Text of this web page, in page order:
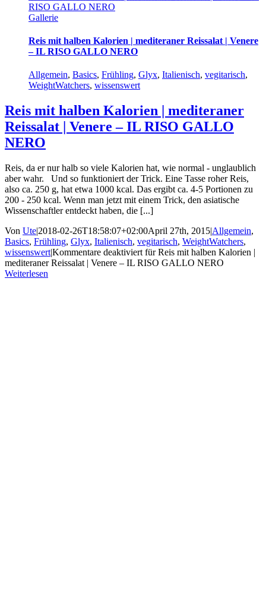
RISO GALLO NERO
Gallerie
Reis mit halben Kalorien | mediteraner Reissalat | Venere
– IL RISO GALLO NERO
Allgemein, Basics, Frühling, Glyx, Italienisch, vegitarisch,
WeightWatchers, wissenswert
Reis mit halben Kalorien | mediteraner
Reissalat | Venere – IL RISO GALLO
NERO
Reis, da er nur halb so viele Kalorien hat, wie normal - unglaublich
aber wahr. Und so funktioniert der Trick. Eine Tasse roher Reis,
also ca. 250 g, hat etwa 1000 kcal. Das ergibt ca. 4-5 Portionen zu
200 - 250 kcal. Wenn man jetzt mit einem Trick, den asiatische
Wissenschaftler entdeckt haben, die [...]
Von Ute|2018-02-26T18:58:07+02:00April 27th, 2015|Allgemein,
Basics, Frühling, Glyx, Italienisch, vegitarisch, WeightWatchers,
wissenswert|Kommentare deaktiviert für Reis mit halben Kalorien |
mediteraner Reissalat | Venere – IL RISO GALLO NERO
Weiterlesen